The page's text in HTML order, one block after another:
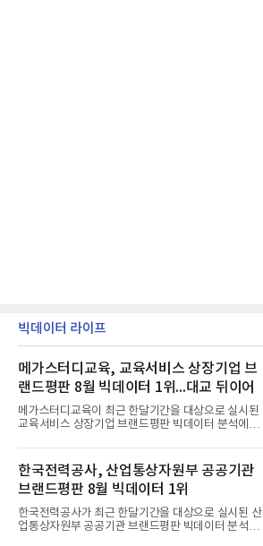
빅데이터 라이프
메가스터디교육, 교육서비스 상장기업 브
랜드평판 8월 빅데이터 1위...대교 뒤이어
메가스터디교육이 최근 한달기간을 대상으로 실시된
교육서비스 상장기업 브랜드평판 빅데이터 분석에서
일 한국기업평판연구소(소장 구창환)는 국내 교육서
비스 상장기업 브랜드를 대상으로 지난 7월 7일부터
8월 7일까지 수집된 소비자 빅데이터 10,074,233건
을 분석한 결과, 메가스터디교육이 브랜드평판지수
1,710,926을 기록하며 8월 1위에 올랐다고 밝혔다.
분석에 활용된 빅데이터는 지난 7월(9,491,206건) 대
비 6.14% 증가한 수치로, 교육서비스 상장기업 브랜
한국전력공사, 산업통상자원부 공공기관
브랜드평판 8월 빅데이터 1위
한국전력공사가 최근 한달기간을 대상으로 실시된 산
업통상자원부 공공기관 브랜드평판 빅데이터 분석에